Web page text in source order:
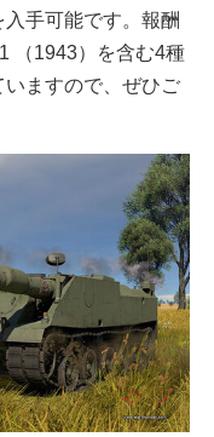
手可能です。報酬
（1943）を含む4種
ますので、ぜひご